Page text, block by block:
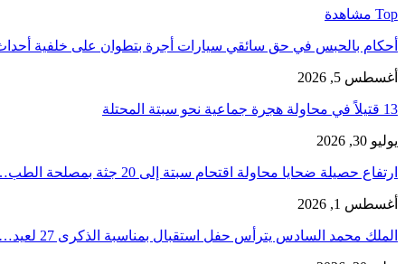
Top مشاهدة
أحكام بالحبس في حق سائقي سيارات أجرة بتطوان على خلفية
أغسطس 5, 2026
13 قتيلاً في محاولة هجرة جماعية نحو سبتة المحتلة
يوليو 30, 2026
ارتفاع حصيلة ضحايا محاولة اقتحام سبتة إلى 20 جثة بمصلحة الطب…
أغسطس 1, 2026
الملك محمد السادس يترأس حفل استقبال بمناسبة الذكرى 27 لعيد…